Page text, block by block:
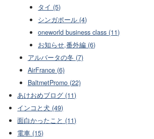
タイ (5)
シンガポール (4)
oneworld business class (11)
お知らせ,番外編 (6)
アルバータの冬 (7)
AirFrance (6)
BaltmetPromo (22)
あけおめブログ (11)
インコと犬 (49)
面白かったこと (11)
電車 (15)